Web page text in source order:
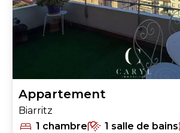
Appartement
Biarritz
1 chambre
1 salle de bains